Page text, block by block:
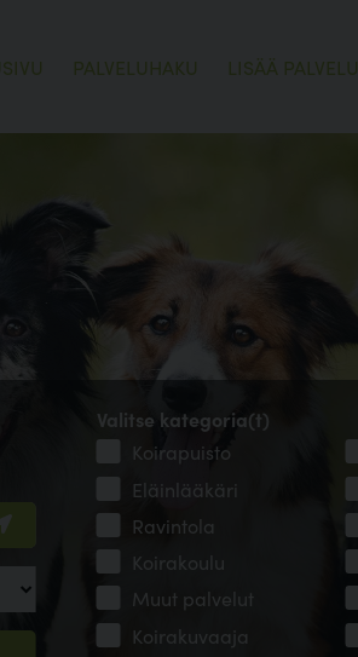
PALVELUHAKU LISÄÄ PALVELU
Valitse kategoria(t)
Koirapuisto
Eläinlääkäri
Ravintola
Koirakoulu
Muut palvelut
Koirakuvaaja